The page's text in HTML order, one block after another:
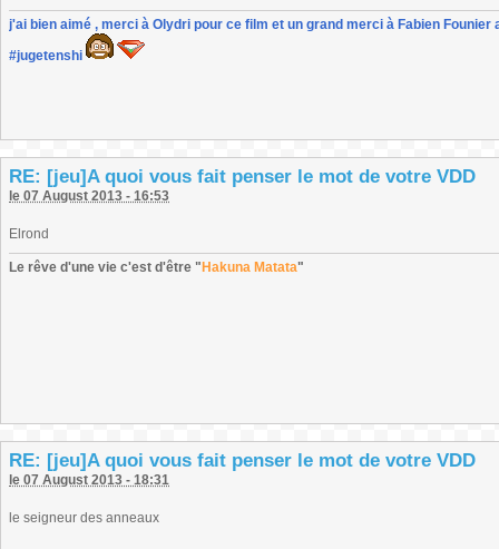
j'ai bien aimé , merci à Olydri pour ce film et un grand merci à Fabien
#jugetenshi
RE: [jeu]A quoi vous fait penser le mot de votre VDD
le 07 August 2013 - 16:53
Elrond
Le rêve d'une vie c'est d'être " Hakuna Matata"
RE: [jeu]A quoi vous fait penser le mot de votre VDD
le 07 August 2013 - 18:31
le seigneur des anneaux